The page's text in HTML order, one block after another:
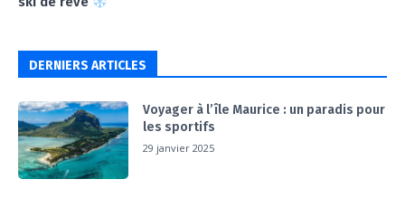
DERNIERS ARTICLES
Voyager à l’île Maurice : un paradis pour
les sportifs
29 janvier 2025